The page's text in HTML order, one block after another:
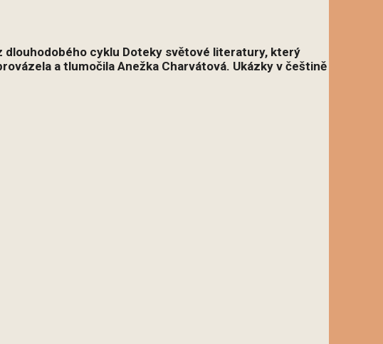
dlouhodobého cyklu Doteky světové literatury, který
a tlumočila Anežka Charvátová. Ukázky v češtině